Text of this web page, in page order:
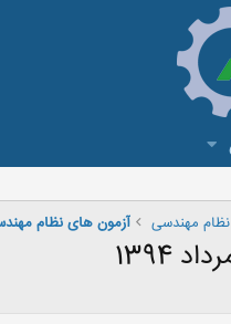
نظام مهندسی آزمون های نظام